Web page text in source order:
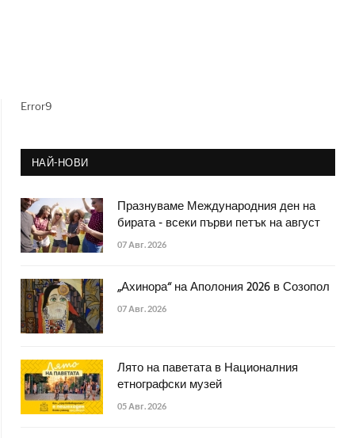
Error9
НАЙ-НОВИ
Празнуваме Международния ден на
бирата - всеки първи петък на август
07 Авг. 2026
„Ахинора“ на Аполония 2026 в Созопол
07 Авг. 2026
Лято на паветата в Националния
етнографски музей
05 Авг. 2026